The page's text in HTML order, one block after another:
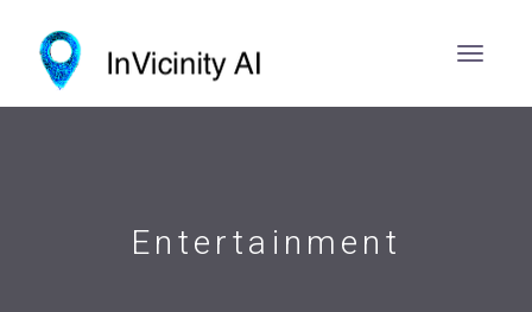
Entertainment